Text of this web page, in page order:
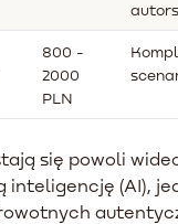
800 -
2000
PLN
się powoli
inteligencję (AI),